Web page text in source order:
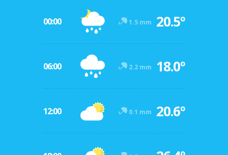
00:00 1.5 mm 20.5º
06:00 2.2 mm 18.0º
12:00 0.1 mm 20.6º